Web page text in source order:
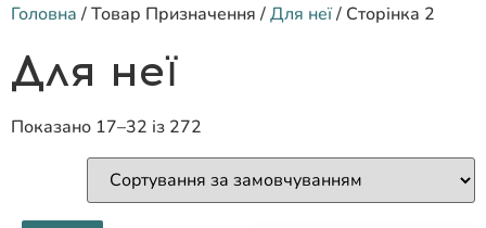
Головна / Товар Призначення /Для неї/ Сторінка 2
Для неї
Показано 17–32 із 272